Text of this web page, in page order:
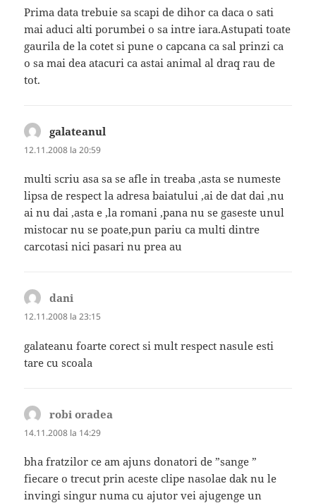
Prima data trebuie sa scapi de dihor ca daca o sati
mai aduci alti porumbei o sa intre iara.Astupati toate
gaurila de la cotet si pune o capcana ca sal prinzi ca
o sa mai dea atacuri ca astai animal al draq rau de
tot.
galateanul
12.11.2008 la 20:59
multi scriu asa sa se afle in treaba ,asta se numeste
lipsa de respect la adresa baiatului ,ai de dat dai ,nu
ai nu dai ,asta e ,la romani ,pana nu se gaseste unul
mistocar nu se poate,pun pariu ca multi dintre
carcotasi nici pasari nu prea au
dani
12.11.2008 la 23:15
galateanu foarte corect si mult respect nasule esti
tare cu scoala
robi oradea
14.11.2008 la 14:29
bha fratzilor ce am ajuns donatori de ”sange ”
fiecare o trecut prin aceste clipe nasolae dak nu le
invingi singur numa cu ajutor vei ajugenge un